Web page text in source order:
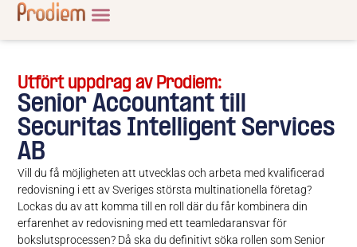
Utfört uppdrag av Prodiem:
Senior Accountant till
Securitas Intelligent Services
AB
Vill du få möjligheten att utvecklas och arbeta med kvalificerad
redovisning i ett av Sveriges största multinationella företag?
Lockas du av att komma till en roll där du får kombinera din
erfarenhet av redovisning med ett teamledaransvar för
bokslutsprocessen? Då ska du definitivt söka rollen som Senior